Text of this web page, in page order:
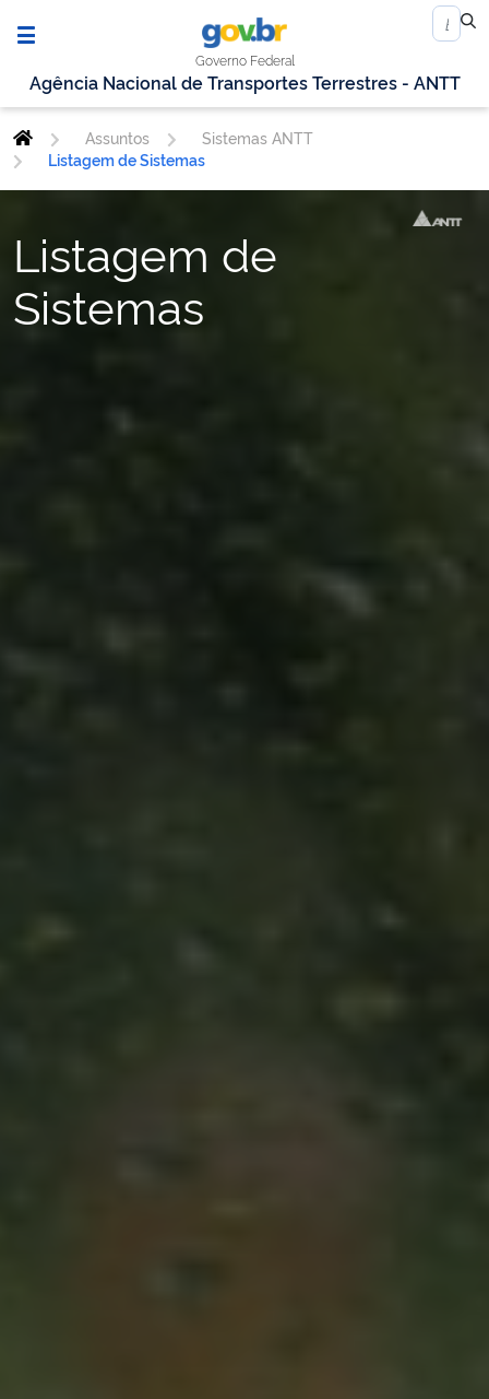
Governo Federal
Agência Nacional de Transportes Terrestres - ANTT
Assuntos
Sistemas ANTT
Listagem de Sistemas
Listagem de
Sistemas